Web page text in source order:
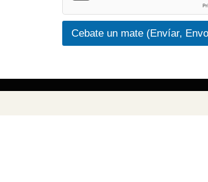
Cebate un mate (Envíar,